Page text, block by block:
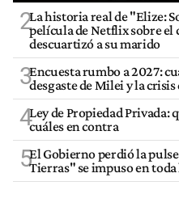
2La historia real de "Elize:
película de Netflix sobre el
descuartizó a su marido
3Encuesta rumbo a 2027:
desgaste de Milei y la
4Ley de Propiedad Privada:
cuáles en contra
5El Gobierno perdió la
Tierras" se impuso en